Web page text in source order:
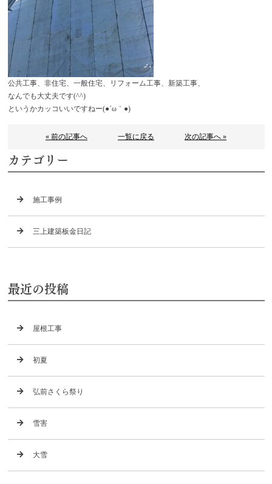
公共工事、非住宅、一般住宅、リフォーム工事、新築工事、
なんでも大丈夫です(^^)
というかカッコいいですねー(●´ω｀●)
« 前の記事へ 一覧に戻る 次の記事へ »
カテゴリー
施工事例
三上建築板金日記
最近の投稿
屋根工事
初夏
弘前さくら祭り
雪害
大雪